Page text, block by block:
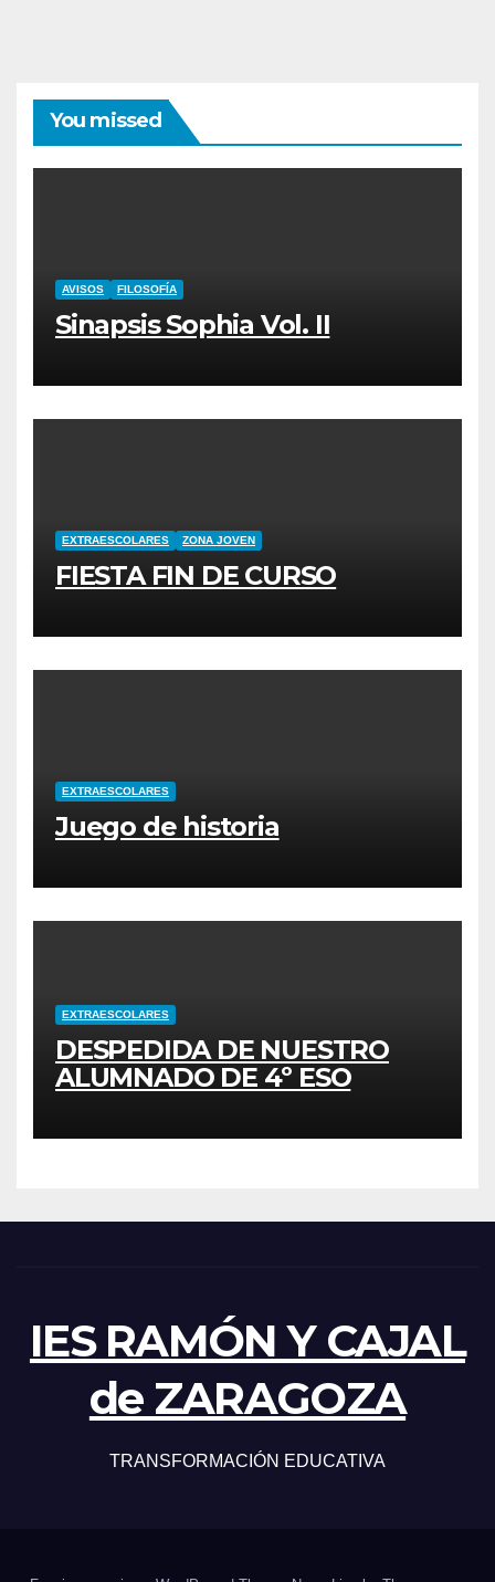
You missed
AVISOS FILOSOFÍA
Sinapsis Sophia Vol. II
EXTRAESCOLARES ZONA JOVEN
FIESTA FIN DE CURSO
EXTRAESCOLARES
Juego de historia
EXTRAESCOLARES
DESPEDIDA DE NUESTRO
ALUMNADO DE 4º ESO
IES RAMÓN Y CAJAL
de ZARAGOZA
TRANSFORMACIÓN EDUCATIVA